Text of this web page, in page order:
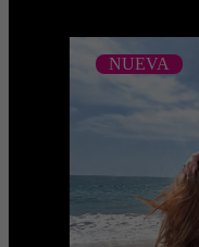
NUEVA
SOPHIA
...Platinum
nuestro
Selección
nivel de